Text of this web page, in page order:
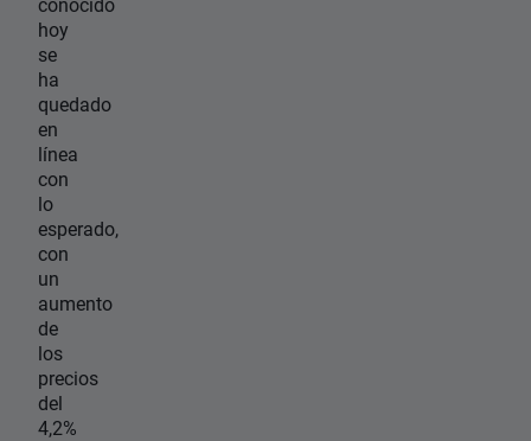
hoy
se
ha
quedado
en
línea
con
lo
esperado,
con
un
aumento
de
los
precios
del
4,2%